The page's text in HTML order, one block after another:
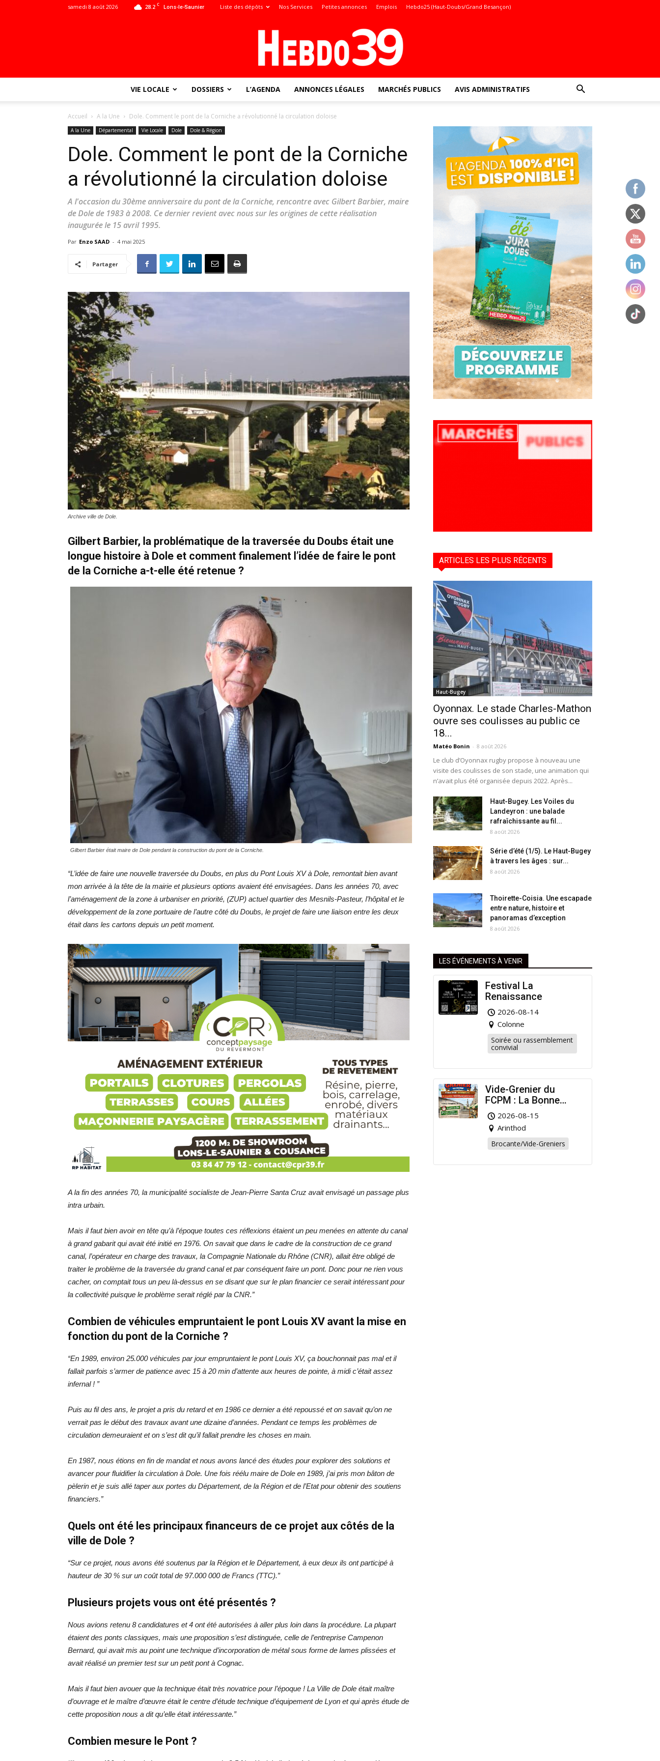
28.2 C Lons-le-Saunier
samedi 8 août 2026 Liste des dépôts Nos Services Petites annonces Emplois Hebdo25 (Haut-Doubs/Grand Besançon)
l'info
–
Hebdo39
VIE LOCALE DOSSIERS L’AGENDA ANNONCES LÉGALES MARCHÉS PUBLICS AVIS ADMINISTRATIFS
Accueil A la Une Dole. Comment le pont de la Corniche a révolutionné la circulation doloise
A la Une Départemental Vie Locale Dole Dole & Région
Dole. Comment le pont de la Corniche
a révolutionné la circulation doloise
A l'occasion du 30ème anniversaire du pont de la Corniche, rencontre avec Gilbert Barbier, maire
de Dole de 1983 à 2008. Ce dernier revient avec nous sur les origines de cette réalisation
inaugurée le 15 avril 1995.
Par Enzo SAAD - 4 mai 2025
Partager
Archive ville de Dole.
Gilbert Barbier, la problématique de la traversée du Doubs était une
longue histoire à Dole et comment finalement l’idée de faire le pont
de la Corniche a-t-elle été retenue ?
Gilbert Barbier était maire de Dole pendant la construction du pont de la Corniche.
“L’idée de faire une nouvelle traversée du Doubs, en plus du Pont Louis XV à Dole, remontait bien avant
mon arrivée à la tête de la mairie et plusieurs options avaient été envisagées. Dans les années 70, avec
l’aménagement de la zone à urbaniser en priorité, (ZUP) actuel quartier des Mesnils-Pasteur, l’hôpital et le
développement de la zone portuaire de l’autre côté du Doubs, le projet de faire une liaison entre les deux
était dans les cartons depuis un petit moment.
A la fin des années 70, la municipalité socialiste de Jean-Pierre Santa Cruz avait envisagé un passage plus
intra urbain.
Mais il faut bien avoir en tête qu’à l’époque toutes ces réflexions étaient un peu menées en attente du canal
à grand gabarit qui avait été initié en 1976. On savait que dans le cadre de la construction de ce grand
canal, l’opérateur en charge des travaux, la Compagnie Nationale du Rhône (CNR), allait être obligé de
traiter le problème de la traversée du grand canal et par conséquent faire un pont. Donc pour ne rien vous
cacher, on comptait tous un peu là-dessus en se disant que sur le plan financier ce serait intéressant pour
la collectivité puisque le problème serait réglé par la CNR.”
Combien de véhicules empruntaient le pont Louis XV avant la mise en
fonction du pont de la Corniche ?
“En 1989, environ 25.000 véhicules par jour empruntaient le pont Louis XV, ça bouchonnait pas mal et il
fallait parfois s’armer de patience avec 15 à 20 min d’attente aux heures de pointe, à midi c’était assez
infernal ! ”
Puis au fil des ans, le projet a pris du retard et en 1986 ce dernier a été repoussé et on savait qu’on ne
verrait pas le début des travaux avant une dizaine d’années. Pendant ce temps les problèmes de
circulation demeuraient et on s’est dit qu’il fallait prendre les choses en main.
En 1987, nous étions en fin de mandat et nous avons lancé des études pour explorer des solutions et
avancer pour fluidifier la circulation à Dole. Une fois réélu maire de Dole en 1989, j’ai pris mon bâton de
pèlerin et je suis allé taper aux portes du Département, de la Région et de l’Etat pour obtenir des soutiens
financiers.”
Quels ont été les principaux financeurs de ce projet aux côtés de la
ville de Dole ?
“Sur ce projet, nous avons été soutenus par la Région et le Département, à eux deux ils ont participé à
hauteur de 30 % sur un coût total de 97.000 000 de Francs (TTC).”
Plusieurs projets vous ont été présentés ?
Nous avions retenu 8 candidatures et 4 ont été autorisées à aller plus loin dans la procédure. La plupart
étaient des ponts classiques, mais une proposition s’est distinguée, celle de l’entreprise Campenon
Bernard, qui avait mis au point une technique d’incorporation de métal sous forme de lames plissées et
avait réalisé un premier test sur un petit pont à Cognac.
Mais il faut bien avouer que la technique était très novatrice pour l’époque ! La Ville de Dole était maître
d’ouvrage et le maître d’œuvre était le centre d’étude technique d’équipement de Lyon et qui après étude de
cette proposition nous a dit qu’elle était intéressante.”
Combien mesure le Pont ?
ARTICLES LES PLUS RÉCENTS
Haut-Bugey
Oyonnax. Le stade Charles-Mathon
ouvre ses coulisses au public ce
18...
Matéo Bonin - 8 août 2026
Le club d’Oyonnax rugby propose à nouveau une
visite des coulisses de son stade, une animation qui
n’avait plus été organisée depuis 2022. Après...
Haut-Bugey. Les Voiles du
Landeyron : une balade
rafraîchissante au fil...
8 août 2026
Série d’été (1/5). Le Haut-Bugey
à travers les âges : sur...
8 août 2026
Thoirette-Coisia. Une escapade
entre nature, histoire et
panoramas d’exception
8 août 2026
LES ÉVÉNEMENTS À VENIR
Festival La
Renaissance
2026-08-14
Colonne
Soirée ou rassemblement
convivial
Vide-Grenier du
FCPM : La Bonne
Affaire de l’Été à
Arinthod !
2026-08-15
Arinthod
Brocante/Vide-Greniers